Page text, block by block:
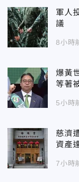
軍人
議
8小時
爆黃
等著
5小時
慈濟
資產
7小時